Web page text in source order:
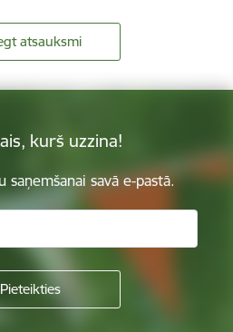
atsauksmi
kurš uzzina!
saņemšanai savā e-pastā.